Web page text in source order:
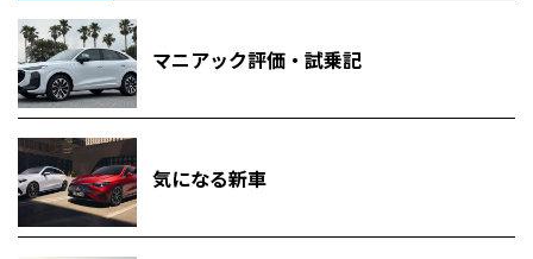
マニアック評価・試乗記
気になる新車